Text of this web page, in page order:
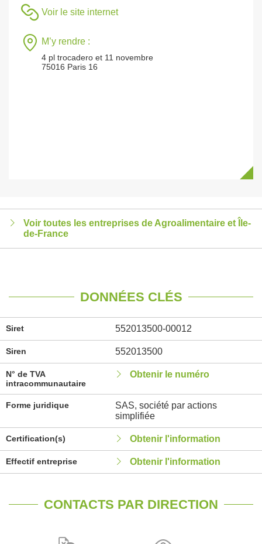
Voir le site internet
M’y rendre :
4 pl trocadero et 11 novembre
75016 Paris 16
Voir toutes les entreprises de Agroalimentaire et Île-
de-France
DONNÉES CLÉS
Siret 552013500-00012
Siren 552013500
N° de TVA
intracommunautaire
Obtenir le numéro
Forme juridique
SAS, société par actions
simplifiée
Certification(s) Obtenir l'information
Effectif entreprise Obtenir l'information
CONTACTS PAR DIRECTION